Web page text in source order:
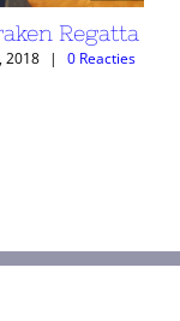
Soft skills for
guys (m/v)